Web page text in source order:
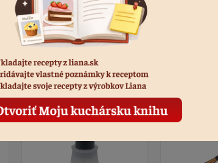
Produkty k receptu